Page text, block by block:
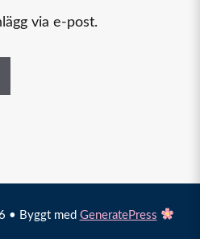
via e-post.
• Byggt med GeneratePress